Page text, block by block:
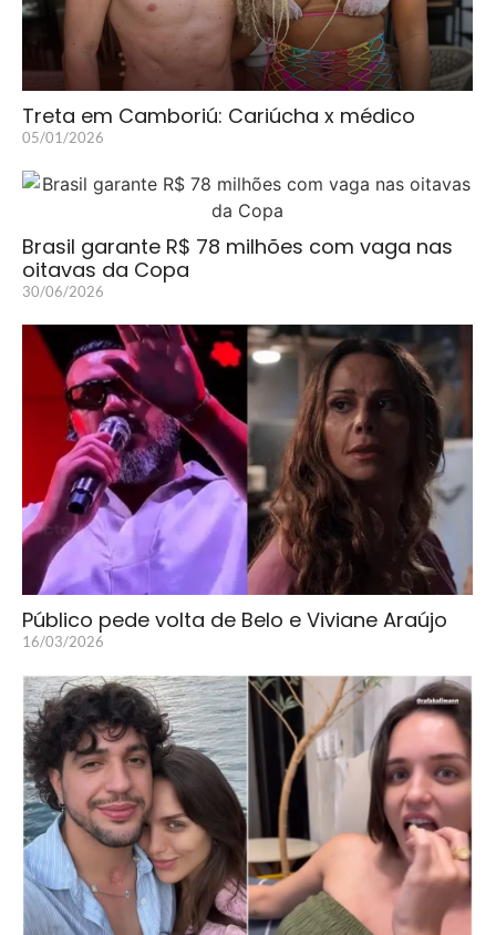
Treta em Camboriú: Cariúcha x médico
05/01/2026
Brasil garante R$ 78 milhões com vaga nas
oitavas da Copa
30/06/2026
Público pede volta de Belo e Viviane Araújo
16/03/2026